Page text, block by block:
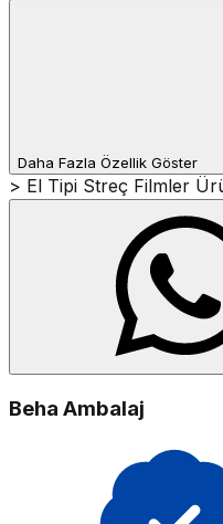
Daha Fazla Özellik Göster
> El Tipi Streç Filmler
Beha Ambalaj